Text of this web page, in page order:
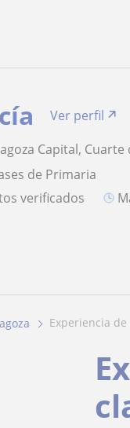
Ver perfil
Capital,
de Primaria
verificados
experiencia